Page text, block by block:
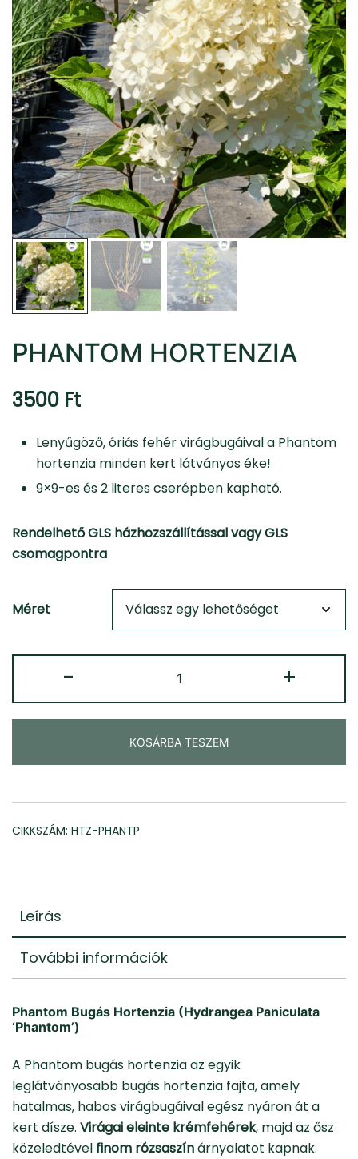
PHANTOM HORTENZIA
3500 Ft
Lenyűgöző, óriás fehér virágbugáival a Phantom
hortenzia minden kert látványos éke!
9×9-es és 2 literes cserépben kapható.
Rendelhető GLS házhozszállítással vagy GLS
csomagpontra
Méret
-
Hortenzia
mennyiség
+
KOSÁRBA TESZEM
CIKKSZÁM: HTZ-PHANTP
Leírás
További információk
Phantom Bugás Hortenzia (Hydrangea Paniculata
‘Phantom’)
A Phantom bugás hortenziaaz egyik
leglátványosabb bugás hortenzia fajta, amely
hatalmas, habos virágbugáival egész nyáron át a
kert dísze. Virágai eleinte krémfehérek, majd az ősz
közeledtével finom rózsaszínárnyalatot kapnak.